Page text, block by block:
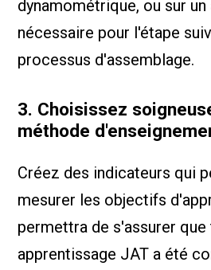
dynamométrique, ou sur
nécessaire pour l'étape
processus d'assemblage.
3. Choisissez
méthode
Créez des indicateurs qui
mesurer les objectifs
permettra de s'assurer
apprentissage JAT a été